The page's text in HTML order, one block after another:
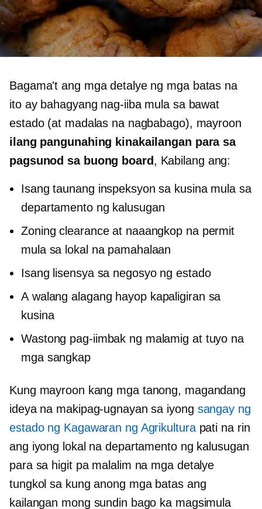
Bagama't ang mga detalye ng mga batas na
ito ay bahagyang nag-iiba mula sa bawat
estado (at madalas na nagbabago), mayroon
ilang pangunahing kinakailangan para sa
pagsunod sa buong board, Kabilang ang:
Isang taunang inspeksyon sa kusina mula sa
departamento ng kalusugan
Zoning clearance at naaangkop na permit
mula sa lokal na pamahalaan
Isang lisensya sa negosyo ng estado
A walang alagang hayopkapaligiran sa
kusina
Wastong pag-iimbak ng malamig at tuyo na
mga sangkap
Kung mayroon kang mga tanong, magandang
ideya na makipag-ugnayan sa iyong sangay ng
estado ng Kagawaran ng Agrikulturapati na rin
ang iyong lokal na departamento ng kalusugan
para sa higit pa malalim na mga detalye
tungkol sa kung anong mga batas ang
kailangan mong sundin bago ka magsimula